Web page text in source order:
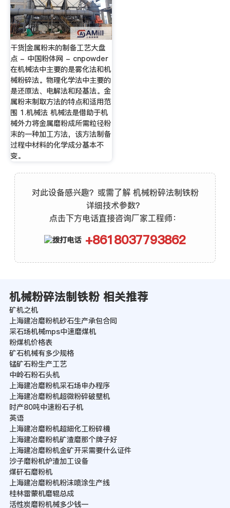
干货|金属粉末的制备工艺大盘
点 - 中国粉体网 - cnpowder
在机械法中主要的是雾化法和机
械粉碎法。物理化学法中主要的
是还原法、电解法和羟基法。金
属粉末制取方法的特点和适用范
围 1.机械法 机械法是借助于机
械外力将金属磨粉成所需粒径粉
末的一种加工方法，该方法制备
过程中材料的化学成分基本不
变。
对此设备感兴趣？或需了解 机械粉碎法制铁粉
详细技术参数？
点击下方电话直接咨询厂家工程师：
+8618037793862
机械粉碎法制铁粉 相关推荐
矿机之机
上海建冶磨粉机砂石生产承包合同
采石场机械mps中速磨煤机
粉煤机价格表
矿石机械有多少规格
锰矿石粉生产工艺
中岭石粉石头机
上海建冶磨粉机采石场申办程序
上海建冶磨粉机超微粉碎破壁机
时产80吨中速粉石子机
英语
上海建冶磨粉机超細化工粉碎機
上海建冶磨粉机矿渣磨那个牌子好
上海建冶磨粉机金矿开采需要什么证件
沙子磨粉机炉渣加工设备
煤矸石磨粉机
上海建冶磨粉机粉沫喷涂生产线
桂林雷蒙机磨辊总成
活性炭磨粉机械多少钱一